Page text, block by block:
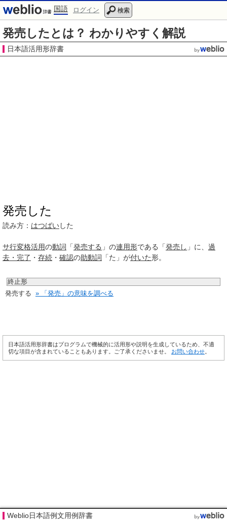
国語 ログイン 検索
発売したとは？ わかりやすく解説
日本語活用形辞書
発売した
読み方： はつばいした
サ行変格活用の動詞 「発売する 」の連用形である「発売し 」に、 過
去・完了 ・ 存続 ・ 確認の助動詞 「た」が付いた形。
終止形
発売する » 「発売」の意味を調べる
日本語活用形辞書はプログラムで機械的に活用形や説明を生成しているため、不適
切な項目が含まれていることもあります。ご了承くださいませ。 お問い合わせ
Weblio日本語例文用例辞書